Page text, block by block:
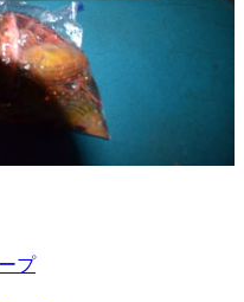
プ